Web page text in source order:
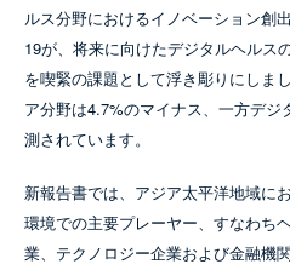
ルス分野におけるイノベーション創
19が、将来に向けたデジタルヘルス
を喫緊の課題として浮き彫りにしま
ア分野は4.7%のマイナス、一方デ
測されています。
新報告書では、アジア太平洋地域に
環境での主要プレーヤー、すなわち
業、テクノロジー企業および金融機